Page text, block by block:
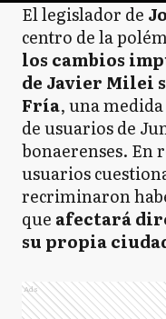
El legislador de
centro de la
los cambios
de Javier Milei
Fría, una
de usuarios de
bonaerenses. En
usuarios
recriminaron
que afectará
su propia
Ads